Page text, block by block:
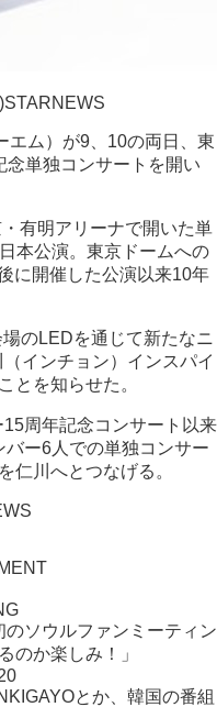
エム）が9、10の両日、東
単独コンサートを開い
有明アリーナで開いた単
本公演。東京ドームへの
に開催した公演以来10年
のLEDを通じて新たなニ
インチョン）インスパイ
とを知らせた。
周年記念コンサート以来
ー6人での単独コンサー
仁川へとつなげる。
のソウルファンミーティン
か楽しみ！」
とか、韓国の番組